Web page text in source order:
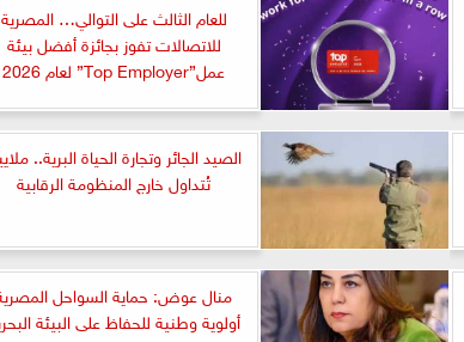
للعام الثالث على التوالي… المصرية
للاتصالات تفوز بجائزة أفضل بيئة
عمل”Top Employer” لعام 2026
الصيد الجائر وتجارة الحياة البرية..
تُتداول خارج المنظومة الرقابية
منال عوض: حماية السواحل
أولوية وطنية للحفاظ على البيئة